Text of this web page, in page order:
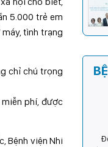
5.000 trẻ em
tình trạng
chỉ chú trọng
phí, được
Bệnh viện Nhi